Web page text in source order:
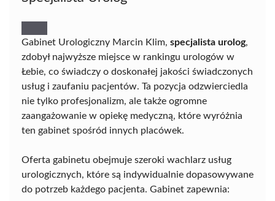
Gabinet Urologiczny Marcin Klim, specjalista urolog,
zdobył najwyższe miejsce w rankingu urologów w
Łebie, co świadczy o doskonałej jakości świadczonych
usług i zaufaniu pacjentów. Ta pozycja odzwierciedla
nie tylko profesjonalizm, ale także ogromne
zaangażowanie w opiekę medyczną, które wyróżnia
ten gabinet spośród innych placówek.
Oferta gabinetu obejmuje szeroki wachlarz usług
urologicznych, które są indywidualnie dopasowywane
do potrzeb każdego pacjenta. Gabinet zapewnia: